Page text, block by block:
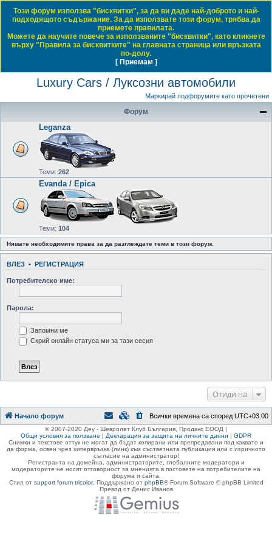
Daewoo & Chevrolet Club Bulgaria
ЧЗВ Правила на форума Влез
Регистрация
Начало форум Luxury Cars / Луксозни автомобили
с
н
Виж активните теми
Luxury Cars / Луксозни автомобили
Маркирай подфорумите като прочетени
Форум
Leganza
Теми: 262
Evanda / Epica
Теми: 104
Нямате необходимите права за да разглеждате теми в този форум.
ВЛЕЗ • РЕГИСТРАЦИЯ
Потребителско име:
Парола:
Запомни ме
Скрий онлайн статуса ми за тази сесия
Отиди на
Този форум използва "бисквитки", за да ви даде най-доброто и най-
подходящото съдържание. За да използвате този форум, трябва да
приемете правилата.
Можете да научите повече за използваните "бисквитки", като кликнете
върху "Правила за бисквитките" на главната страница или връзката
по-долу.
[ Приемам ]
Начало форум Всички времена са според UTC+03:00
© 2007-2020 Деу - Шевролет Клуб България, Продакс ЕООД |
Общи условия за ползване | Декларация за защита на личните данни | GDPR
Снимки и текстове оттук не могат да бъдат копирани или препредавани под каквато и
да форма, освен чрез хипервръзка (линк) към съответната публикация или с изричното
съгласие на администратор!
Регистранта на домейна, администраторите, глобалните модератори и
модераторите не носят отговорност за мненията в постовете на потребителите на
форума и сайта.
Стил от support forum tricolor, Поддържано от phpBB® Forum Software © phpBB Limited
Превод от Денис Иванов